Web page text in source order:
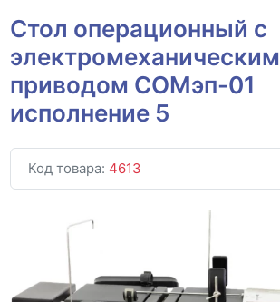
Стол операционный с
электромеханическим
приводом СОМэп-01
исполнение 5
Код товара: 4613